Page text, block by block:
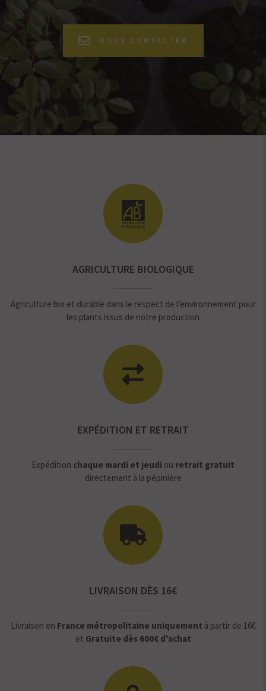
NOUS CONTACTER
AGRICULTURE BIOLOGIQUE
Agriculture bio et durable dans le respect de l’environnement pour
les plants issus de notre production
EXPÉDITION ET RETRAIT
Expédition chaque mardi et jeudi ou retrait gratuit
directement à la pépinière
LIVRAISON DÈS 16€
Livraison en France métropolitaine uniquement à partir de 16€
et Gratuite dès 600€ d'achat